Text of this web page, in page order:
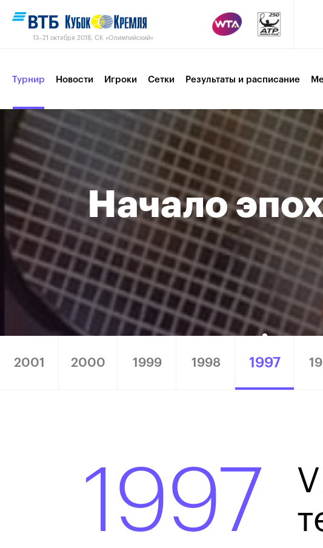
13–21 октября 2018, СК «Олимпийский»
Турнир Новости Игроки Сетки Результаты и расписание
Пресс-центр Контакты Турнир 2017
Начало
2001 2000 1999 1998 1997
1997